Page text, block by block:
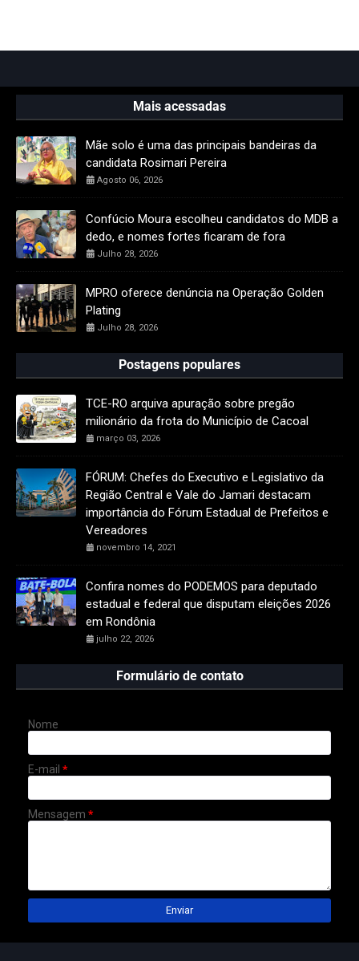
Mais acessadas
Mãe solo é uma das principais bandeiras da
candidata Rosimari Pereira
Agosto 06, 2026
Confúcio Moura escolheu candidatos do MDB a
dedo, e nomes fortes ficaram de fora
Julho 28, 2026
MPRO oferece denúncia na Operação Golden
Plating
Julho 28, 2026
Postagens populares
TCE-RO arquiva apuração sobre pregão
milionário da frota do Município de Cacoal
março 03, 2026
FÓRUM: Chefes do Executivo e Legislativo da
Região Central e Vale do Jamari destacam
importância do Fórum Estadual de Prefeitos e
Vereadores
novembro 14, 2021
Confira nomes do PODEMOS para deputado
estadual e federal que disputam eleições 2026
em Rondônia
julho 22, 2026
Formulário de contato
Nome
E-mail *
Mensagem *